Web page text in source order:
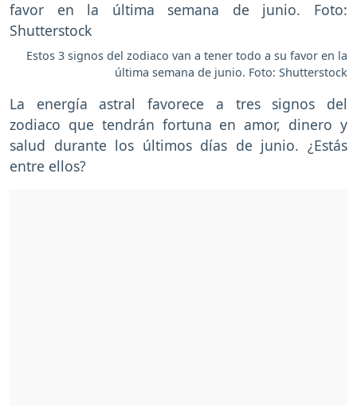
Estos 3 signos del zodiaco van a tener todo a su favor en la
última semana de junio. Foto: Shutterstock
La energía astral favorece a tres signos del
zodiaco que tendrán fortuna en amor, dinero y
salud durante los últimos días de junio. ¿Estás
entre ellos?